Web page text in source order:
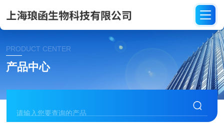
PRODUCT CENTER
产品中心